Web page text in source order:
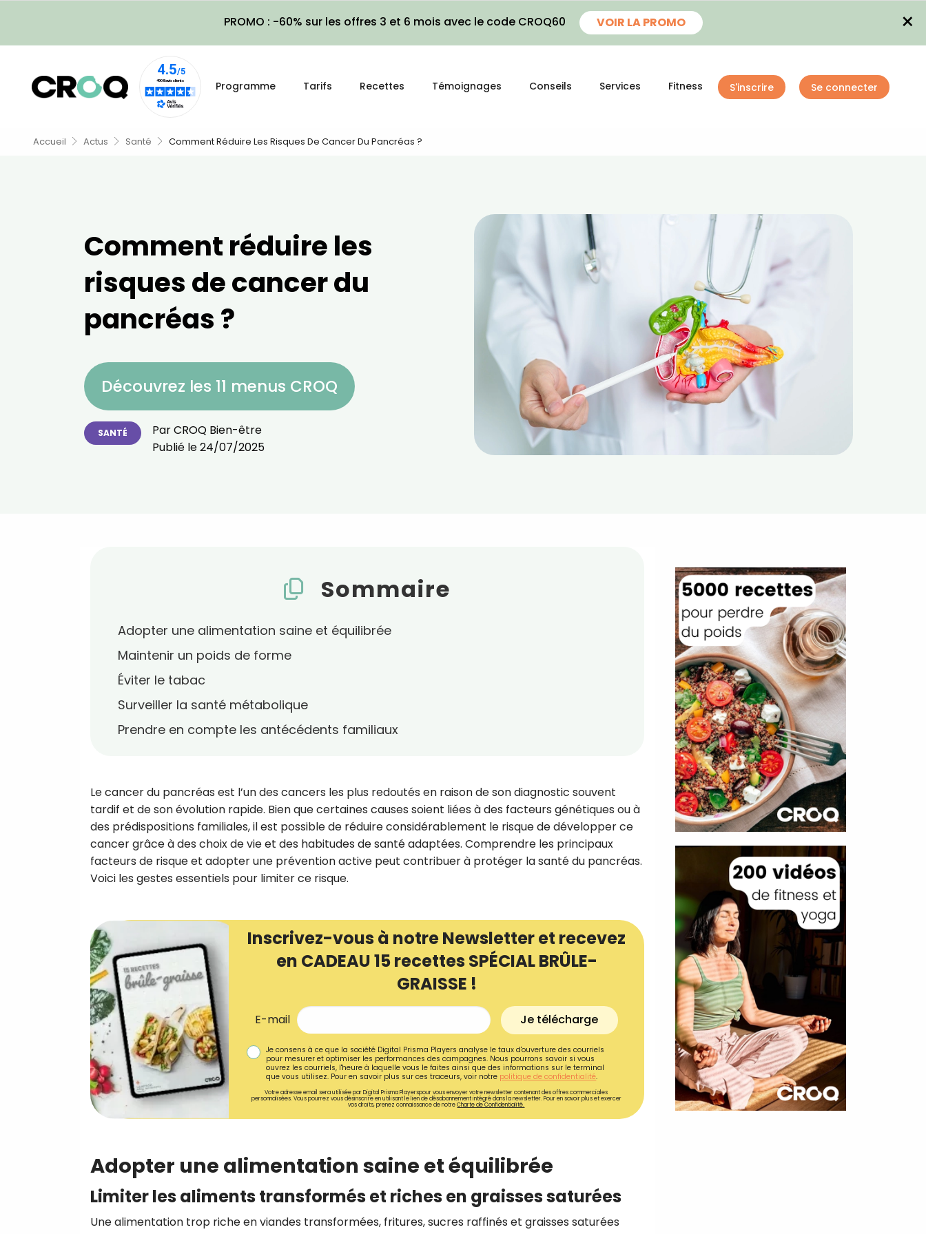
PROMO : -60% sur les offres 3 et 6 mois avec le code CROQ60 VOIR LA PROMO ×
Programme Tarifs Recettes Témoignages Conseils Services Fitness S'inscrire Se connecter
Accueil Actus Santé Comment Réduire Les Risques De Cancer Du Pancréas ?
Comment réduire les
risques de cancer du
pancréas ?
Découvrez les 11 menus CROQ
SANTÉ ParCROQ Bien-être
Publié le24/07/2025
Sommaire
Adopter une alimentation saine et équilibrée
Maintenir un poids de forme
Éviter le tabac
Surveiller la santé métabolique
Prendre en compte les antécédents familiaux
Le cancer du pancréas est l’un des cancers les plus redoutés en raison de son diagnostic souvent
tardif et de son évolution rapide. Bien que certaines causes soient liées à des facteurs génétiques ou à
des prédispositions familiales, il est possible de réduire considérablement le risque de développer ce
cancer grâce à des choix de vie et des habitudes de santé adaptées. Comprendre les principaux
facteurs de risque et adopter une prévention active peut contribuer à protéger la santé du pancréas.
Voici les gestes essentiels pour limiter ce risque.
Inscrivez-vous à notre Newsletter et recevez
en CADEAU 15 recettes SPÉCIAL BRÛLE-
GRAISSE !
E-mail Je télécharge
Je consens à ce que la société Digital Prisma Players analyse le taux d'ouverture des courriels
pour mesurer et optimiser les performances des campagnes. Nous pourrons savoir si vous
ouvrez les courriels, l'heure à laquelle vous le faites ainsi que des informations sur le terminal
que vous utilisez. Pour en savoir plus sur ces traceurs, voir notre politique de confidentialité.
Votre adresse email sera utilisée par Digital Prisma Playerspour vous envoyer votre newsletter contenant des offres commerciales
personnalisées. Vous pourrez vous désinscrire en utilisant le lien de désabonnement intégré dans la newsletter. Pour en savoir plus et exercer
vos droits, prenez connaissance de notreCharte de Confidentialité.
Adopter une alimentation saine et équilibrée
Limiter les aliments transformés et riches en graisses saturées
Une alimentation trop riche en viandes transformées, fritures, sucres raffinés et graisses saturées
Recevez gratuitement 180
recettes inédites de CROQ
!
Ainsi que la newsletter promotionnelle de